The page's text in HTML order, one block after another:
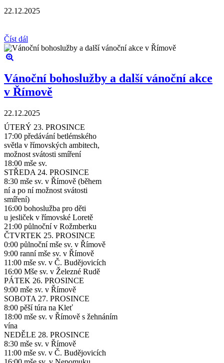
22.12.2025
Číst dál
Vánoční bohoslužby a další vánoční akce
v Římově
22.12.2025
ÚTERÝ 23. PROSINCE
17:00 předávání betlémského
světla v římovských ambitech,
možnost svátosti smíření
18:00 mše sv.
STŘEDA 24. PROSINCE
8:30 mše sv. v Římově (během
ní a po ní možnost svátosti
smíření)
16:00 bohoslužba pro děti
u jesliček v římovské Loretě
21:00 půlnoční v Rožmberku
ČTVRTEK 25. PROSINCE
0:00 půlnoční mše sv. v Římově
9:00 ranní mše sv. v Římově
11:00 mše sv. v Č. Budějovicích
16:00 Mše sv. v Železné Rudě
PÁTEK 26. PROSINCE
9:00 mše sv. v Římově
SOBOTA 27. PROSINCE
8:00 pěší túra na Kleť
18:00 mše sv. v Římově s žehnáním
vína
NEDĚLE 28. PROSINCE
8:30 mše sv. v Římově
11:00 mše sv. v Č. Budějovicích